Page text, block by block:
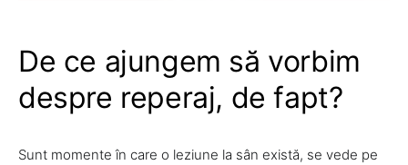
De ce ajungem să vorbim
despre reperaj, de fapt?
Sunt momente în care o leziune la sân există, se vede pe